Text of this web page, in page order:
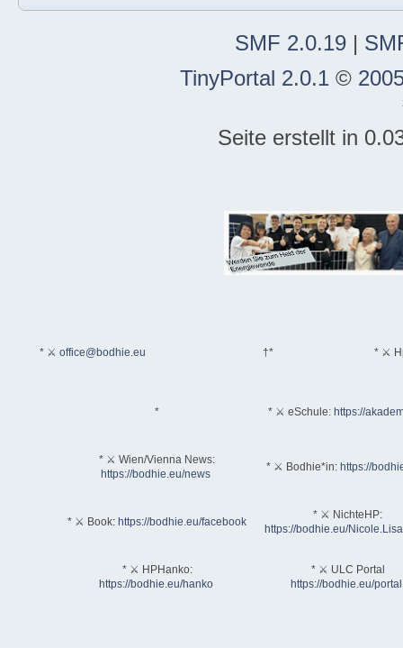
SMF 2.0.19|
TinyPortal 2.0.1©
Seite erstellt in
* ⚔ office@bodhie.eu †* * ⚔
* * ⚔ eSchule: https://
* ⚔ Wien/Vienna News:
https://bodhie.eu/news
* ⚔ Bodhie*in: https://
* ⚔ Book: https://bodhie.eu/facebook
* ⚔ NichteHP:
https://bodhie.eu/
* ⚔ HPHanko:
https://bodhie.eu/hanko
* ⚔ ULC Portal
https://bodhie.eu/portal